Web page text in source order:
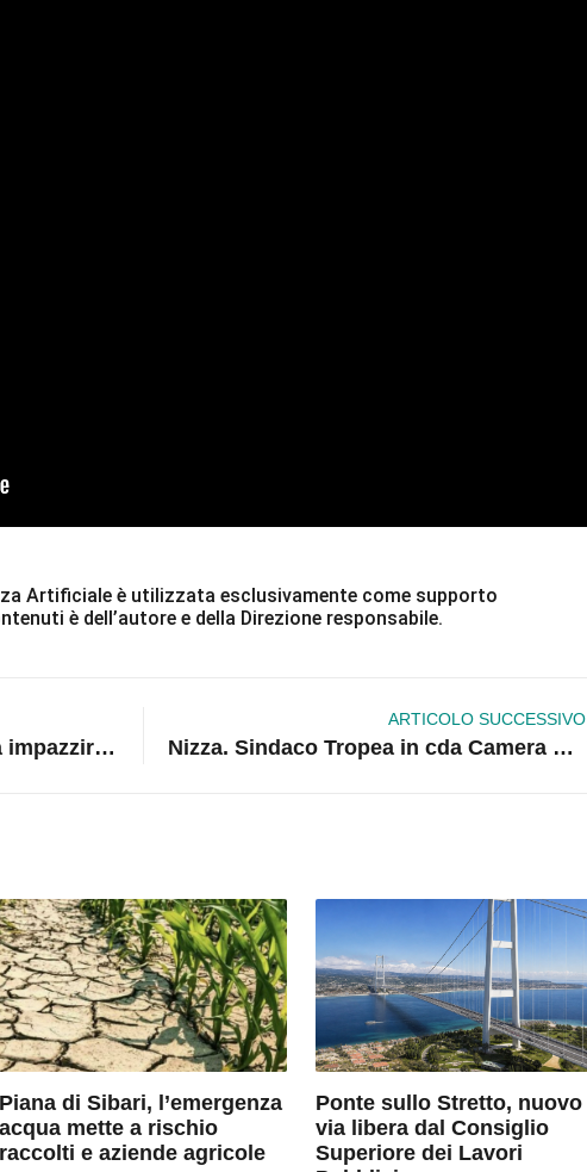
Artificiale è utilizzata esclusivamente come supporto
è dell’autore e della Direzione responsabile.
Giovanni Comite “Mi piace da impazzire”. Il suo nuovo brano invade il web
ARTICOLO SUCCESSIVO
Nizza. Sindaco Tropea in cda Camera Commercio, una delle attestazioni di maggiore qualità
Piana di Sibari, l’emergenza
acqua mette a rischio
raccolti e aziende agricole
Ponte sullo Stretto, nuovo
via libera dal Consiglio
Superiore dei Lavori